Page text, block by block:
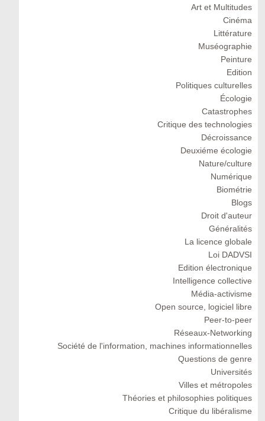
Art et Multitudes
Cinéma
Littérature
Muséographie
Peinture
Edition
Politiques culturelles
Écologie
Catastrophes
Critique des technologies
Décroissance
Deuxiéme écologie
Nature/culture
Numérique
Biométrie
Blogs
Droit d'auteur
Généralités
La licence globale
Loi DADVSI
Edition électronique
Intelligence collective
Média-activisme
Open source, logiciel libre
Peer-to-peer
Réseaux-Networking
Société de l'information, machines informationnelles
Questions de genre
Universités
Villes et métropoles
Théories et philosophies politiques
Critique du libéralisme